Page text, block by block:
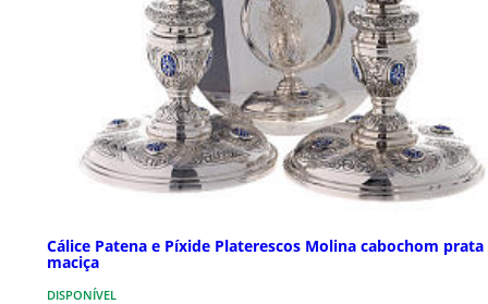
Cálice Patena e Píxide Platerescos Molina cabochom prata
maciça
DISPONÍVEL